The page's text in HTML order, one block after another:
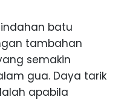
batu
tambahan
semakin
gua. Daya tarik
apabila